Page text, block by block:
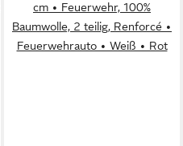
cm • Feuerwehr, 100%
Baumwolle, 2 teilig, Renforcé •
Feuerwehrauto • Weiß • Rot